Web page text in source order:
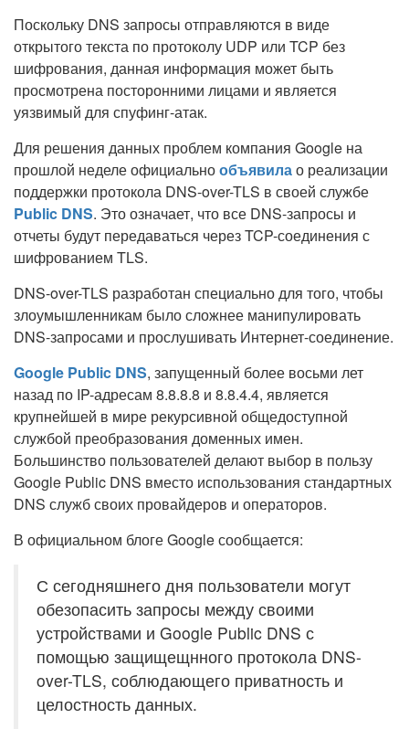
Поскольку DNS запросы отправляются в виде
открытого текста по протоколу UDP или TCP без
шифрования, данная информация может быть
просмотрена посторонними лицами и является
уязвимый для спуфинг-атак.
Для решения данных проблем компания Google на
прошлой неделе официальнообъявилао реализации
поддержки протокола DNS-over-TLS в своей службе
Public DNS. Это означает, что все DNS-запросы и
отчеты будут передаваться через TCP-соединения с
шифрованием TLS.
DNS-over-TLS разработан специально для того, чтобы
злоумышленникам было сложнее манипулировать
DNS-запросами и прослушивать Интернет-соединение.
Google Public DNS, запущенный более восьми лет
назад по IP-адресам 8.8.8.8 и 8.8.4.4, является
крупнейшей в мире рекурсивной общедоступной
службой преобразования доменных имен.
Большинство пользователей делают выбор в пользу
Google Public DNS вместо использования стандартных
DNS служб своих провайдеров и операторов.
В официальном блоге Google сообщается:
С сегодняшнего дня пользователи могут
обезопасить запросы между своими
устройствами и Google Public DNS с
помощью защищещнного протокола DNS-
over-TLS, соблюдающего приватность и
целостность данных.